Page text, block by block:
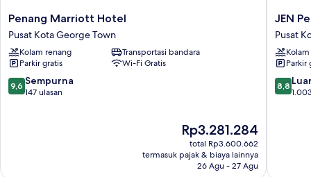
Penang
Marriott
Hotel
Pusat
Kota
George
Town
Penang Marriott Hotel
Pusat Kota George Town
Kolam renang
Transportasi bandara
Parkir gratis
Wi-Fi Gratis
9.6
dari
9,6 Sempurna
147 ulasan
Harga
sekarang
Rp3.281.284
Rp3.281.284
total Rp3.600.662
termasuk pajak & biaya lainnya
26 Agu - 27 Agu
JEN
Penang
by
Shangri-
La
Pusat
JEN
Pusat
Parkir
8.8
dari
8,8